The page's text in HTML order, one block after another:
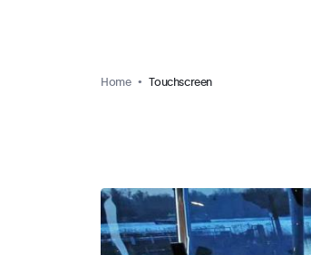
Home Touchscreen